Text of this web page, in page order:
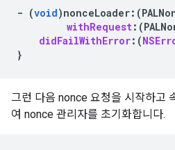
- (void)nonceLoader: (
withRequest:(
didFailWithError:(
}
그런 다음 nonce 요청을 시작하고
여 nonce 관리자를 초기화합니다.